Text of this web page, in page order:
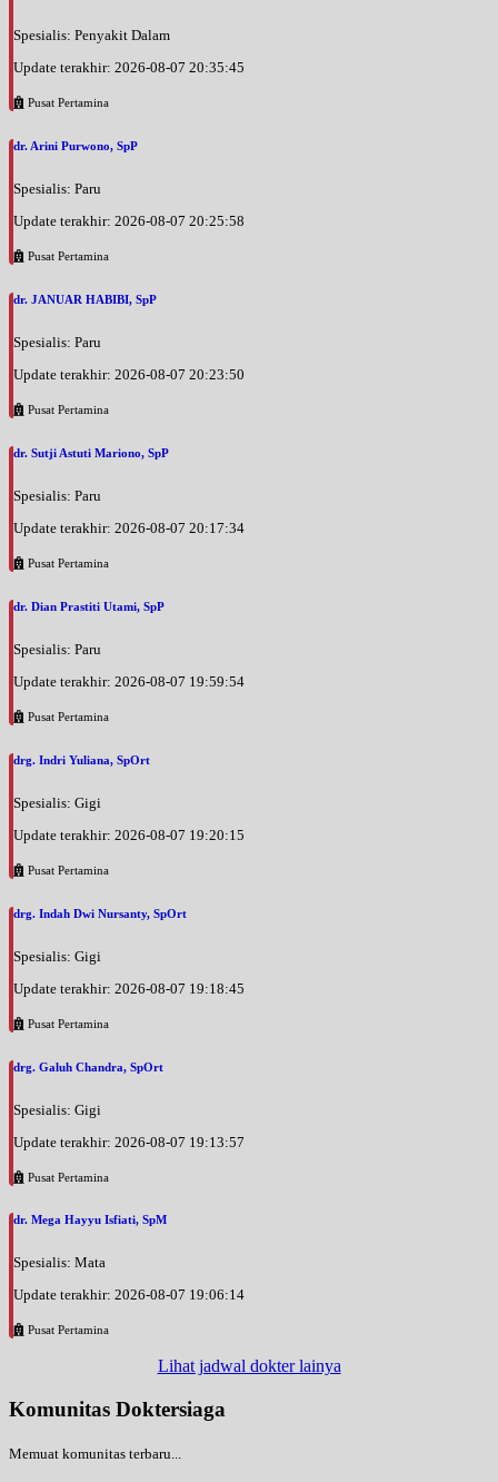
Spesialis: Penyakit Dalam
Update terakhir: 2026-08-07 20:35:45
Pusat Pertamina
dr. Arini Purwono, SpP
Spesialis: Paru
Update terakhir: 2026-08-07 20:25:58
Pusat Pertamina
dr. JANUAR HABIBI, SpP
Spesialis: Paru
Update terakhir: 2026-08-07 20:23:50
Pusat Pertamina
dr. Sutji Astuti Mariono, SpP
Spesialis: Paru
Update terakhir: 2026-08-07 20:17:34
Pusat Pertamina
dr. Dian Prastiti Utami, SpP
Spesialis: Paru
Update terakhir: 2026-08-07 19:59:54
Pusat Pertamina
drg. Indri Yuliana, SpOrt
Spesialis: Gigi
Update terakhir: 2026-08-07 19:20:15
Pusat Pertamina
drg. Indah Dwi Nursanty, SpOrt
Spesialis: Gigi
Update terakhir: 2026-08-07 19:18:45
Pusat Pertamina
drg. Galuh Chandra, SpOrt
Spesialis: Gigi
Update terakhir: 2026-08-07 19:13:57
Pusat Pertamina
dr. Mega Hayyu Isfiati, SpM
Spesialis: Mata
Update terakhir: 2026-08-07 19:06:14
Pusat Pertamina
Lihat jadwal dokter lainya
Komunitas Doktersiaga
Memuat komunitas terbaru...